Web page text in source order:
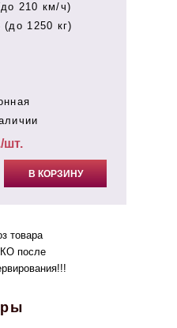
210 км/ч)
(до 1250 кг)
шт.
В КОРЗИНУ
товара
после